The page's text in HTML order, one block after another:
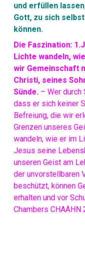
und erfüllen
Gott, zu sich
können.
Die Faszination:
Lichte wandeln,
wir Gemeinschaft
Christi, seines
Sünde. – Wer
dass er sich keiner
Befreiung, die wir
Grenzen unseres
wandeln, wie er im
Jesus seine
unseren Geist am
der unvorstellbaren
beschützt, können
erhalten und vor
Chambers CHAÄHN